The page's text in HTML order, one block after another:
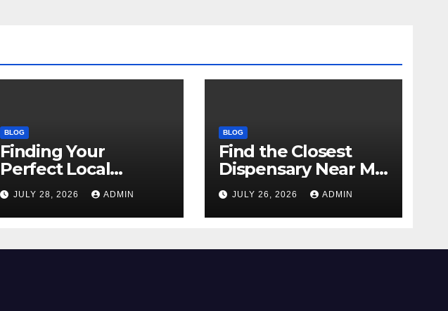
BLOG
Finding Your
Perfect Local
Cannabis
Dispensary Today
JULY 28, 2026 ADMIN
BLOG
Find the Closest
Dispensary Near Me
with Confidence
JULY 26, 2026 ADMIN